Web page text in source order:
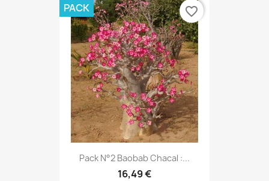
Pack N°2 Baobab Chacal :...
16,49 €
PACK favorite_border